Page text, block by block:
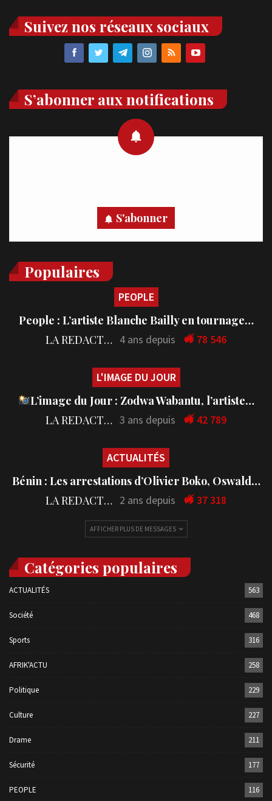
Suivez nos réseaux sociaux
S’abonner aux notifications
S'abonner
Populaires
PEOPLE
People : L’artiste Blanche Bailly en tournage…
LA REDACTION 4 ans depuis 78 546
L'IMAGE DU JOUR
L’image du Jour : Zodwa Wabantu, l’artiste…
LA REDACTION 3 ans depuis 42 789
ACTUALITÉS
Bénin : Les arrestations d’Olivier Boko, Oswald…
LA REDACTION 2 ans depuis 37 318
AFFICHER PLUS DE MESSAGES
Catégories populaires
ACTUALITÉS 563
Société 468
Sports 316
AFRIK'ACTU 258
Politique 229
Culture 227
Drame 211
Sécurité 177
PEOPLE 116